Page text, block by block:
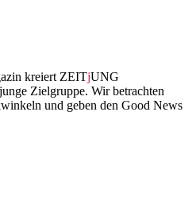
kreiert ZEITjUNG
Zielgruppe. Wir betrachten
und geben den Good News